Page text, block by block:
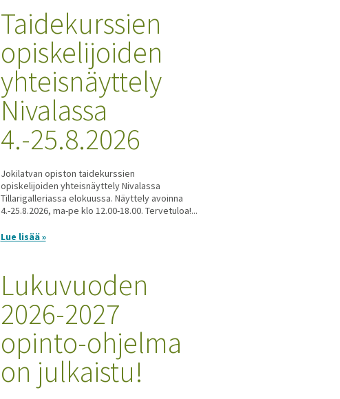
Taidekurssien
opiskelijoiden
yhteisnäyttely
Nivalassa
4.-25.8.2026
Jokilatvan opiston taidekurssien
opiskelijoiden yhteisnäyttely Nivalassa
Tillarigalleriassa elokuussa. Näyttely avoinna
4.-25.8.2026, ma-pe klo 12.00-18.00. Tervetuloa!...
Lue lisää »
Lukuvuoden
2026-2027
opinto-ohjelma
on julkaistu!